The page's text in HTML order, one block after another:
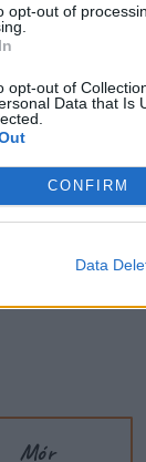
opt-out of
opt-out of
Data that Is
CONFIRM
Data
kiváló
a teljes
Mór